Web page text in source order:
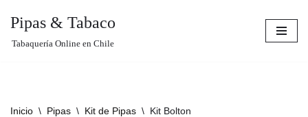
Pipas & Tabaco
Tabaquería Online en Chile
Inicio \ Pipas \ Kit de Pipas \ Kit Bolton